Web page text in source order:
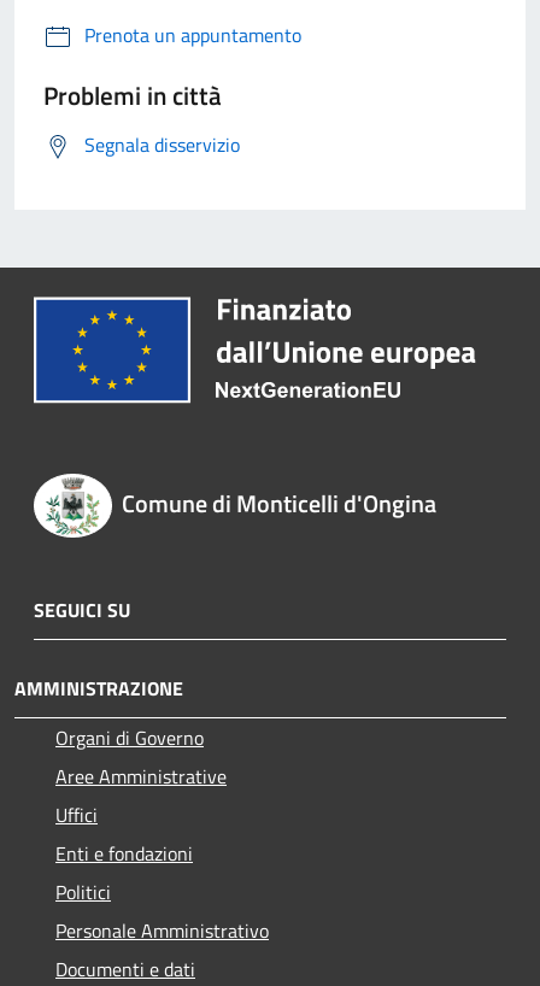
Prenota un appuntamento
Problemi in città
Segnala disservizio
Comune di Monticelli d'Ongina
SEGUICI SU
AMMINISTRAZIONE
Organi di Governo
Aree Amministrative
Uffici
Enti e fondazioni
Politici
Personale Amministrativo
Documenti e dati